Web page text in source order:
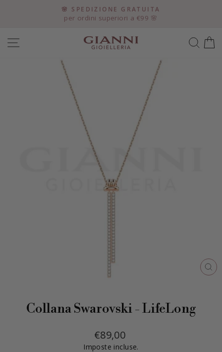
contenuti
Metti
pausa
🌸 SPEDIZIONE GRATUITA
per ordini superiori a €99 🌸
NAVIGAZIONE DEL SITO
Collana Swarovski - LifeLong
Prezzo
di
€89,00
Imposte incluse.